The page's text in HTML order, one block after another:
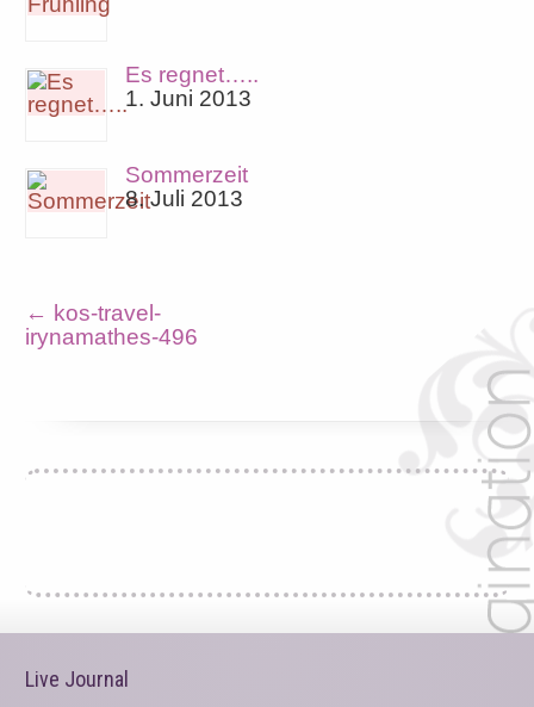
Es regnet…..
1. Juni 2013
Sommerzeit
8. Juli 2013
← kos-travel-
irynamathes-496
Live Journal